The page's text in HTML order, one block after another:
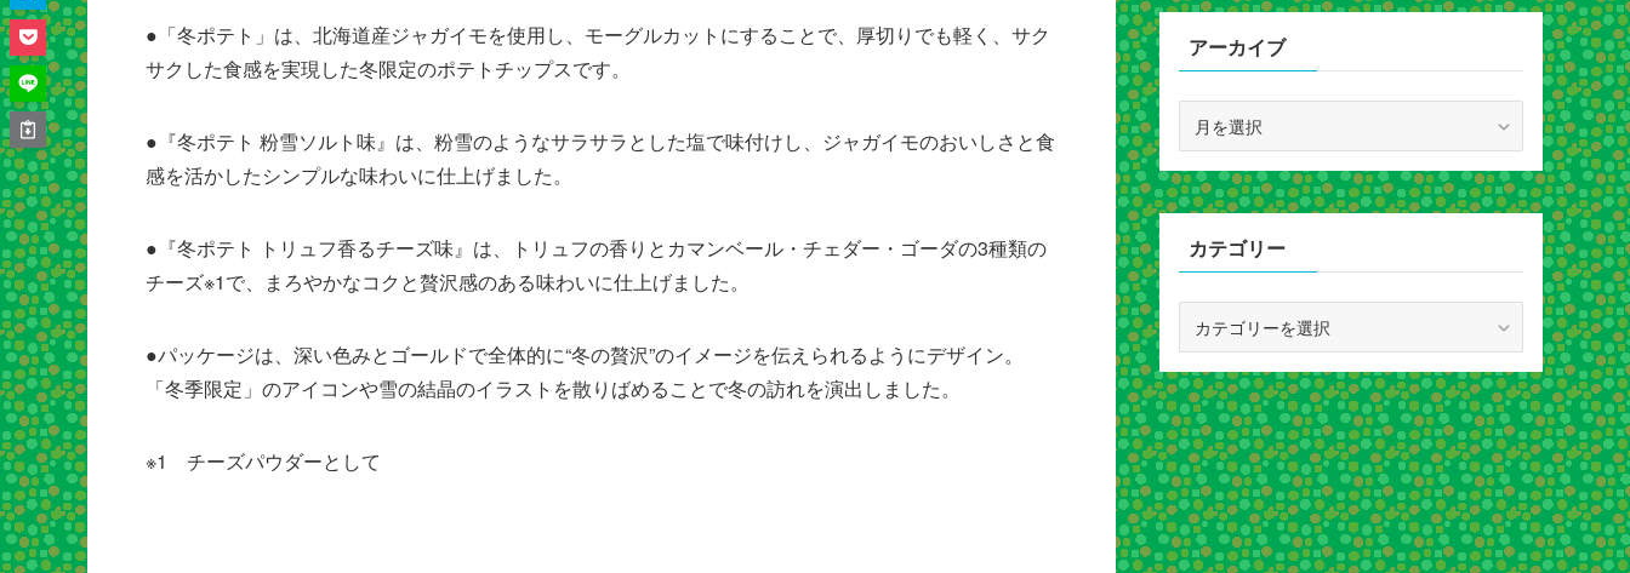
●「冬ポテト」は、北海道産ジャガイモを使用し、モーグルカットにすることで、厚切りでも軽く、サク
サクした食感を実現した冬限定のポテトチップスです。
●『冬ポテト 粉雪ソルト味』は、粉雪のようなサラサラとした塩で味付けし、ジャガイモのおいしさと食
感を活かしたシンプルな味わいに仕上げました。
●『冬ポテト トリュフ香るチーズ味』は、トリュフの香りとカマンベール・チェダー・ゴーダの3種類の
チーズ※1で、まろやかなコクと贅沢感のある味わいに仕上げました。
●パッケージは、深い色みとゴールドで全体的に“冬の贅沢”のイメージを伝えられるようにデザイン。
「冬季限定」のアイコンや雪の結晶のイラストを散りばめることで冬の訪れを演出しました。
※1 チーズパウダーとして
アーカイブ
カ
イ
ブ
カテゴリー
ゴ
リ
ー